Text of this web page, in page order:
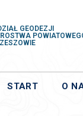
GEODEZJI
START O